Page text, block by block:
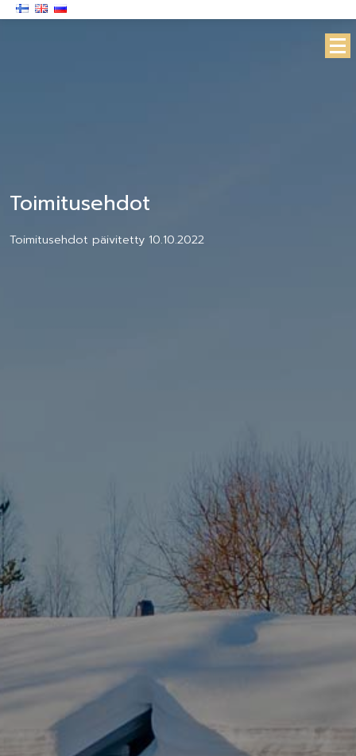
Toimitusehdot
Toimitusehdot päivitetty 10.10.2022